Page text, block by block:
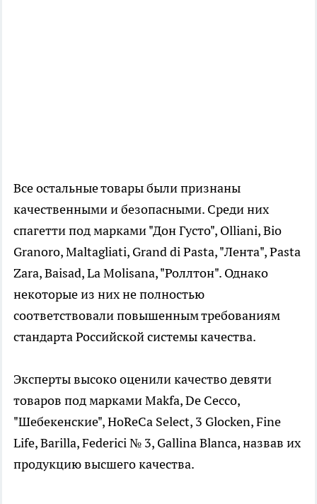
Все остальные товары были признаны
качественными и безопасными. Среди них
спагетти под марками "Дон Густо", Olliani, Bio
Granoro, Maltagliati, Grand di Pasta, "Лента", Pasta
Zara, Baisad, La Molisana, "Роллтон". Однако
некоторые из них не полностью
соответствовали повышенным требованиям
стандарта Российской системы качества.
Эксперты высоко оценили качество девяти
товаров под марками Makfa, De Cecco,
"Шебекенские", HoReCa Select, 3 Glocken, Fine
Life, Barilla, Federici № 3, Gallina Blanca, назвав их
продукцию высшего качества.